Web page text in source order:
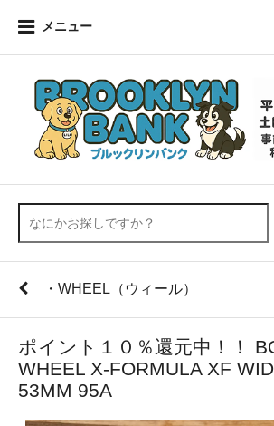
メニュー
・WHEEL（ウィール）
ポイント１０％還元中！！
WHEEL X-FORMULA XF
53MM 95A